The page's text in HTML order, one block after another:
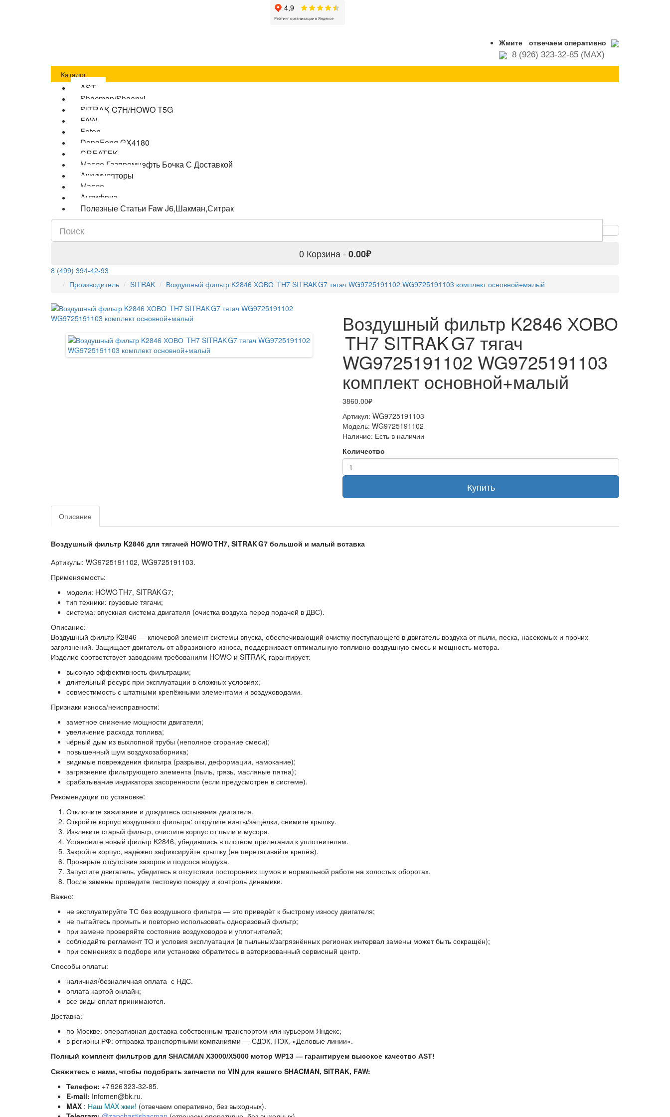
Жмите отвечаем оперативно
8 (926) 323-32-85 (MAX)
Каталог
AST
Shacman/Shaanxi
SITRAK C7H/HOWO T5G
FAW
Foton
DongFeng GX4180
CREATEK
Масло Газпромнефть Бочка С Доставкой
Аккумуляторы
Масло
Антифриз
Полезные Статьи Faw J6,Шакман,Ситрак
0 Корзина - 0.00₽
8 (499) 394-42-93
Производитель
SITRAK Воздушный фильтр K2846 ХОВО TH7 SITRAK G7 тягач WG9725191102 WG9725191103 комплект основной+малый
Воздушный фильтр K2846 ХОВО
TH7 SITRAK G7 тягач
WG9725191102 WG9725191103
комплект основной+малый
3860.00₽
Артикул: WG9725191103
Модель: WG9725191102
Наличие: Есть в наличии
Количество
Купить
Описание
Воздушный фильтр K2846 для тягачей HOWO TH7, SITRAK G7 большой и малый вставка
Артикулы: WG9725191102, WG9725191103.
Применяемость:
модели: HOWO TH7, SITRAK G7;
тип техники: грузовые тягачи;
система: впускная система двигателя (очистка воздуха перед подачей в ДВС).
Описание:
Воздушный фильтр K2846 — ключевой элемент системы впуска, обеспечивающий очистку поступающего в двигатель воздуха от пыли, песка, насекомых и прочих
загрязнений. Защищает двигатель от абразивного износа, поддерживает оптимальную топливно‑воздушную смесь и мощность мотора.
Изделие соответствует заводским требованиям HOWO и SITRAK, гарантирует:
высокую эффективность фильтрации;
длительный ресурс при эксплуатации в сложных условиях;
совместимость с штатными крепёжными элементами и воздуховодами.
Признаки износа/неисправности:
заметное снижение мощности двигателя;
увеличение расхода топлива;
чёрный дым из выхлопной трубы (неполное сгорание смеси);
повышенный шум воздухозаборника;
видимые повреждения фильтра (разрывы, деформации, намокание);
загрязнение фильтрующего элемента (пыль, грязь, масляные пятна);
срабатывание индикатора засоренности (если предусмотрен в системе).
Рекомендации по установке:
Отключите зажигание и дождитесь остывания двигателя.
Откройте корпус воздушного фильтра: открутите винты/защёлки, снимите крышку.
Извлеките старый фильтр, очистите корпус от пыли и мусора.
Установите новый фильтр K2846, убедившись в плотном прилегании к уплотнителям.
Закройте корпус, надёжно зафиксируйте крышку (не перетягивайте крепёж).
Проверьте отсутствие зазоров и подсоса воздуха.
Запустите двигатель, убедитесь в отсутствии посторонних шумов и нормальной работе на холостых оборотах.
После замены проведите тестовую поездку и контроль динамики.
Важно:
не эксплуатируйте ТС без воздушного фильтра — это приведёт к быстрому износу двигателя;
не пытайтесь промыть и повторно использовать одноразовый фильтр;
при замене проверяйте состояние воздуховодов и уплотнителей;
соблюдайте регламент ТО и условия эксплуатации (в пыльных/загрязнённых регионах интервал замены может быть сокращён);
при сомнениях в подборе или установке обратитесь в авторизованный сервисный центр.
Способы оплаты:
наличная/безналичная оплата с НДС.
оплата картой онлайн;
все виды оплат принимаются.
Доставка:
по Москве: оперативная доставка собственным транспортом или курьером Яндекс;
в регионы РФ: отправка транспортными компаниями — СДЭК, ПЭК, «Деловые линии».
Полный комплект фильтров для SHACMAN X3000/X5000 мотор WP13 — гарантируем высокое качество AST!
Свяжитесь с нами, чтобы подобрать запчасти по VIN для вашего SHACMAN, SITRAK, FAW:
Телефон: +7 926 323‑32‑85.
E‑mail: Infomen@bk.ru.
MAX: Наш MAX жми! (отвечаем оперативно, без выходных).